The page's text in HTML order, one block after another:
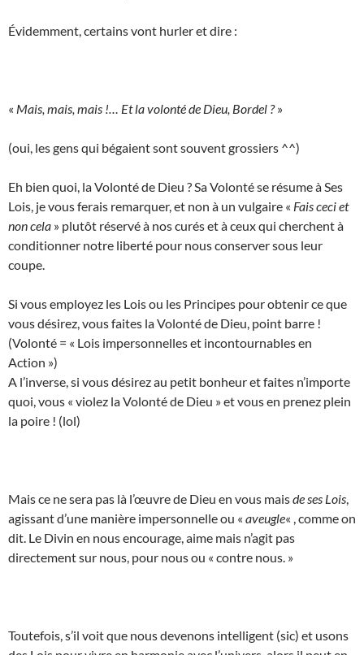
Évidemment, certains vont hurler et dire :
« Mais, mais, mais !… Et la volonté de Dieu, Bordel ?»
(oui, les gens qui bégaient sont souvent grossiers ^^)
Eh bien quoi, la Volonté de Dieu ? Sa Volonté se résume à Ses
Lois, je vous ferais remarquer, et non à un vulgaire « Fais ceci et
non cela » plutôt réservé à nos curés et à ceux qui cherchent à
conditionner notre liberté pour nous conserver sous leur
coupe.
Si vous employez les Lois ou les Principes pour obtenir ce que
vous désirez, vous faites la Volonté de Dieu, point barre !
(Volonté = « Lois impersonnelles et incontournables en
Action »)
A l’inverse, si vous désirez au petit bonheur et faites n’importe
quoi, vous « violez la Volonté de Dieu » et vous en prenez plein
la poire ! (lol)
Mais ce ne sera pas là l’œuvre de Dieu en vous maisde ses Lois
agissant d’une manière impersonnelle ou « aveugle« , comme on
dit. Le Divin en nous encourage, aime mais n’agit pas
directement sur nous, pour nous ou « contre nous. »
Toutefois, s’il voit que nous devenons intelligent (sic) et usons